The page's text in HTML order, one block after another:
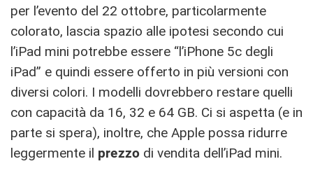
per l’evento del 22 ottobre, particolarmente
colorato, lascia spazio alle ipotesi secondo cui
l’iPad mini potrebbe essere “l’iPhone 5c degli
iPad” e quindi essere offerto in più versioni con
diversi colori. I modelli dovrebbero restare quelli
con capacità da 16, 32 e 64 GB. Ci si aspetta (e in
parte si spera), inoltre, che Apple possa ridurre
leggermente il prezzo di vendita dell’iPad mini.